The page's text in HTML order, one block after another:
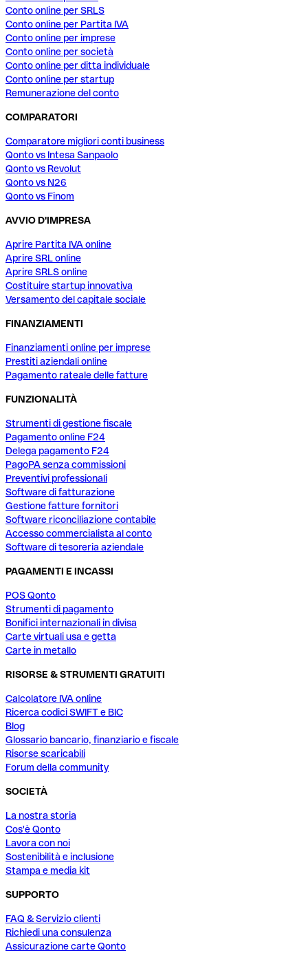
Conto online per SRLS
Conto online per Partita IVA
Conto online per imprese
Conto online per società
Conto online per ditta individuale
Conto online per startup
Remunerazione del conto
COMPARATORI
Comparatore migliori conti business
Qonto vs Intesa Sanpaolo
Qonto vs Revolut
Qonto vs N26
Qonto vs Finom
AVVIO D'IMPRESA
Aprire Partita IVA online
Aprire SRL online
Aprire SRLS online
Costituire startup innovativa
Versamento del capitale sociale
FINANZIAMENTI
Finanziamenti online per imprese
Prestiti aziendali online
Pagamento rateale delle fatture
FUNZIONALITÀ
Strumenti di gestione fiscale
Pagamento online F24
Delega pagamento F24
PagoPA senza commissioni
Preventivi professionali
Software di fatturazione
Gestione fatture fornitori
Software riconciliazione contabile
Accesso commercialista al conto
Software di tesoreria aziendale
PAGAMENTI E INCASSI
POS Qonto
Strumenti di pagamento
Bonifici internazionali in divisa
Carte virtuali usa e getta
Carte in metallo
RISORSE & STRUMENTI GRATUITI
Calcolatore IVA online
Ricerca codici SWIFT e BIC
Blog
Glossario bancario, finanziario e fiscale
Risorse scaricabili
Forum della community
SOCIETÀ
La nostra storia
Cos'è Qonto
Lavora con noi
Sostenibilità e inclusione
Stampa e media kit
SUPPORTO
FAQ & Servizio clienti
Richiedi una consulenza
Assicurazione carte Qonto